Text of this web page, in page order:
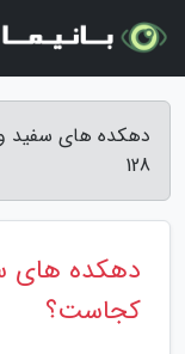
دهکده های سفید
128
دهکده های
کجاست؟